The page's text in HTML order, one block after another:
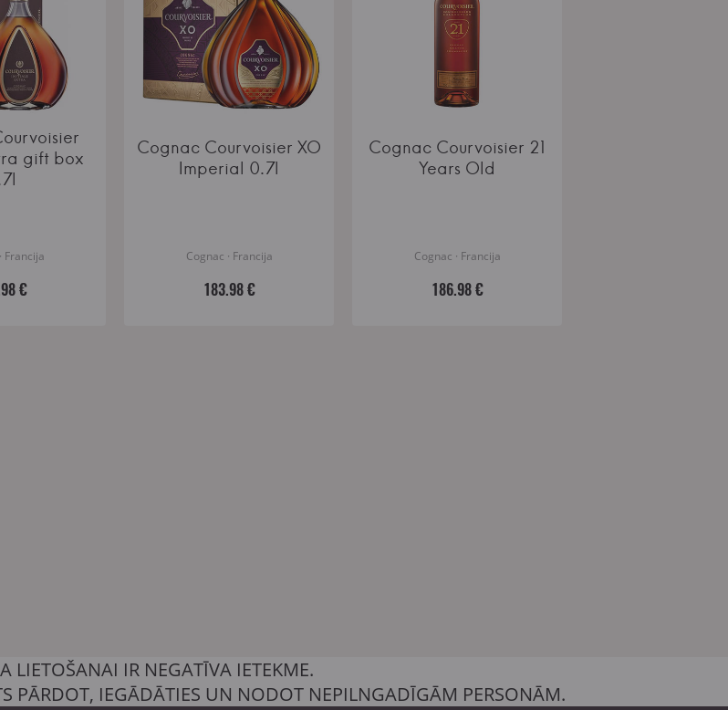
gift box
Francija
€
Cognac Courvoisier XO
Imperial 0.7l
Cognac · Francija
183.98 €
Cognac Courvoisier 21
Years Old
Cognac · Francija
186.98 €
LIETOŠANAI IR NEGATĪVA IETEKME.
PĀRDOT, IEGĀDĀTIES UN NODOT NEPILNGADĪGĀM PERSONĀM.